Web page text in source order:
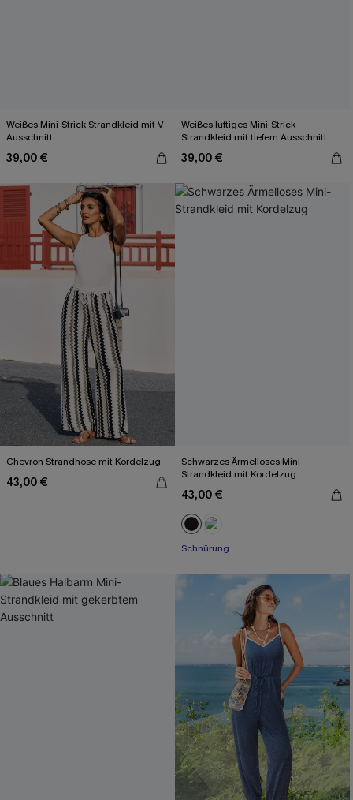
Weißes Mini-Strick-Strandkleid mit V-
Ausschnitt
39,00 €
Weißes luftiges Mini-Strick-
Strandkleid mit tiefem Ausschnitt
39,00 €
Chevron Strandhose mit Kordelzug
43,00 €
Schwarzes Ärmelloses Mini-
Strandkleid mit Kordelzug
43,00 €
Schnürung